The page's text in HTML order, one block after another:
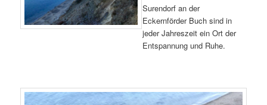
Surendorf an der
Eckernförder Buch sind in
jeder Jahreszeit ein Ort der
Entspannung und Ruhe.